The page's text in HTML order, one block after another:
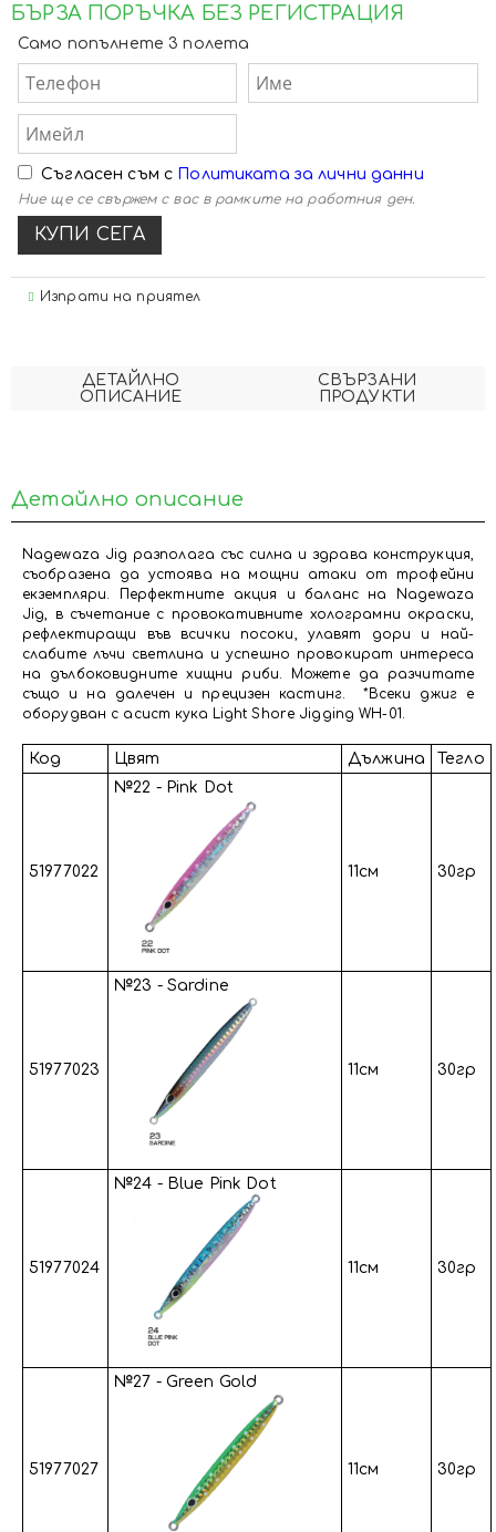
БЪРЗА ПОРЪЧКА БЕЗ РЕГИСТРАЦИЯ
Само попълнете 3 полета
Съгласен съм с Политиката за лични данни
Ние ще се свържем с вас в рамките на работния ден.
Изпрати на приятел
ДЕТАЙЛНО
ОПИСАНИЕ
СВЪРЗАНИ
ПРОДУКТИ
Детайлно описание
Nagewaza Jig разполага със силна и здрава конструкция,
съобразена да устоява на мощни атаки от трофейни
екземпляри. Перфектните акция и баланс на Nagewaza
Jig, в съчетание с провокативните холограмни окраски,
рефлектиращи във всички посоки, улавят дори и най-
слабите лъчи светлина и успешно провокират интереса
на дълбоковидните хищни риби. Можете да разчитате
също и на далечен и прецизен кастинг. *Всеки джиг е
оборудван с асист кука Light Shore Jigging WH-01.
Код Цвят Дължина Тегло
51977022
№22 - Pink Dot
11см 30гр
51977023
№23 - Sardine
11см 30гр
51977024
№24 - Blue Pink Dot
11см 30гр
51977027
№27 - Green Gold
11см 30гр